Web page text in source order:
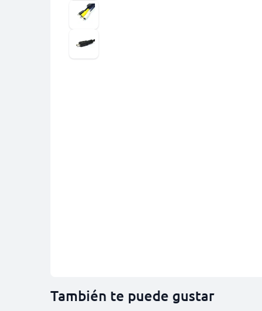
También te puede gustar